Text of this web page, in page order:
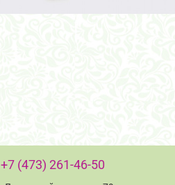
+7 (473) 261-46-50